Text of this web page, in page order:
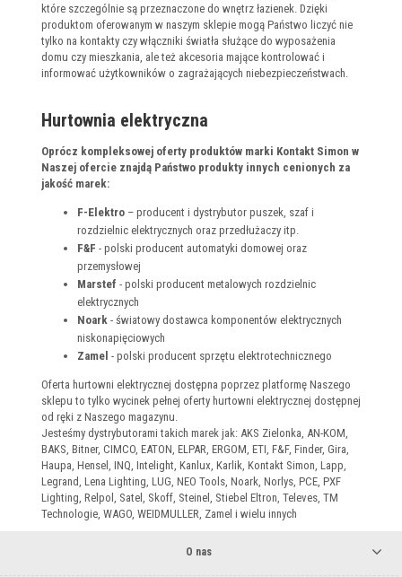
które szczególnie są przeznaczone do wnętrz łazienek. Dzięki
produktom oferowanym w naszym sklepie mogą Państwo liczyć nie
tylko na kontakty czy włączniki światła służące do wyposażenia
domu czy mieszkania, ale też akcesoria mające kontrolować i
informować użytkowników o zagrażających niebezpieczeństwach.
Hurtownia elektryczna
Oprócz kompleksowej oferty produktów marki Kontakt Simon w
Naszej ofercie znajdą Państwo produkty innych cenionych za
jakość marek:
F-Elektro – producent i dystrybutor puszek, szaf i
rozdzielnic elektrycznych oraz przedłużaczy itp.
F&F - polski producent automatyki domowej oraz
przemysłowej
Marstef - polski producent metalowych rozdzielnic
elektrycznych
Noark - światowy dostawca komponentów elektrycznych
niskonapięciowych
Zamel - polski producent sprzętu elektrotechnicznego
Oferta hurtowni elektrycznej dostępna poprzez platformę Naszego
sklepu to tylko wycinek pełnej oferty hurtowni elektrycznej dostępnej
od ręki z Naszego magazynu.
Jesteśmy dystrybutorami takich marek jak: AKS Zielonka, AN-KOM,
BAKS, Bitner, CIMCO, EATON, ELPAR, ERGOM, ETI, F&F, Finder, Gira,
Haupa, Hensel, INQ, Intelight, Kanlux, Karlik, Kontakt Simon, Lapp,
Legrand, Lena Lighting, LUG, NEO Tools, Noark, Norlys, PCE, PXF
Lighting, Relpol, Satel, Skoff, Steinel, Stiebel Eltron, Televes, TM
Technologie, WAGO, WEIDMULLER, Zamel i wielu innych
O nas